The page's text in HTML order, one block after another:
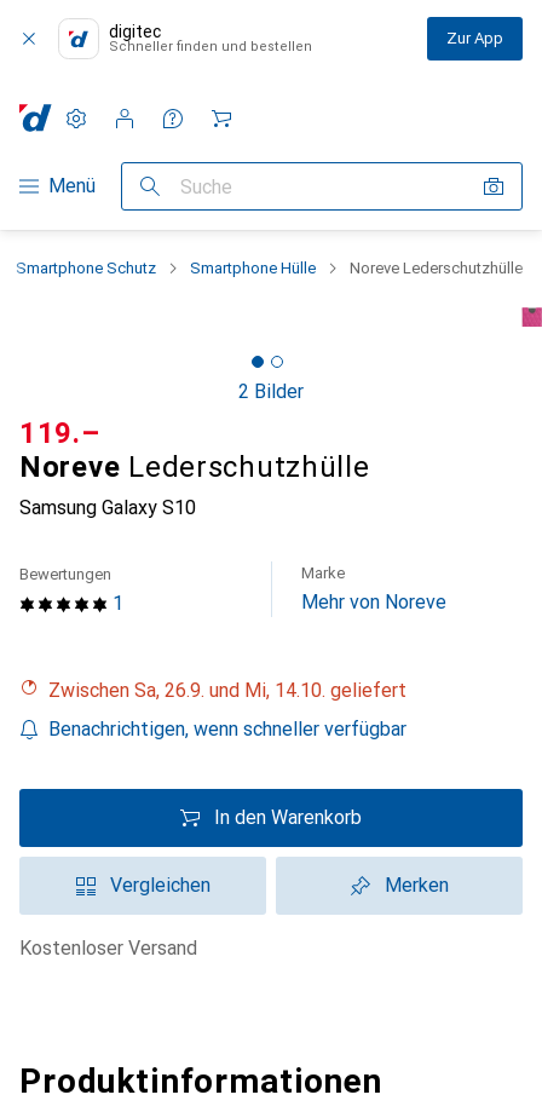
digitec
Schneller finden und bestellen Zur App
Navigation nach Kategorien
Menü Suche
Einstellungen
Kundenkonto
Vergleichslisten
Merklisten
Warenkorb
Smartphone Schutz Smartphone Hülle Noreve Lederschutzhülle
2 Bilder
Noreve Lederschutzhülle
Samsung Galaxy S10
CHF
119.–
1
Bewertungen Marke
Mehr von Noreve
Zwischen Sa, 26.9. und Mi, 14.10. geliefert
Benachrichtigen, wenn schneller verfügbar
In den Warenkorb
Vergleichen Merken
kostenloser Versand
Produktinformationen